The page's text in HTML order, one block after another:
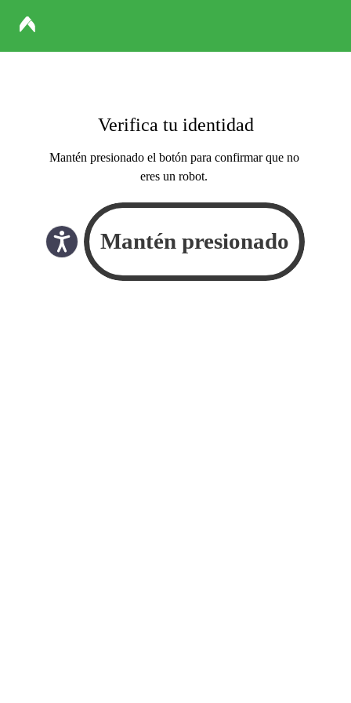
Verifica tu identidad
Mantén presionado el botón para confirmar que no
eres un robot.